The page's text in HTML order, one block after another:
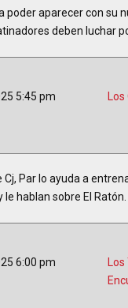
poder aparecer con su
deben luchar
5:45 pm
Par lo ayuda a
hablan sobre El Ratón.
6:00 pm